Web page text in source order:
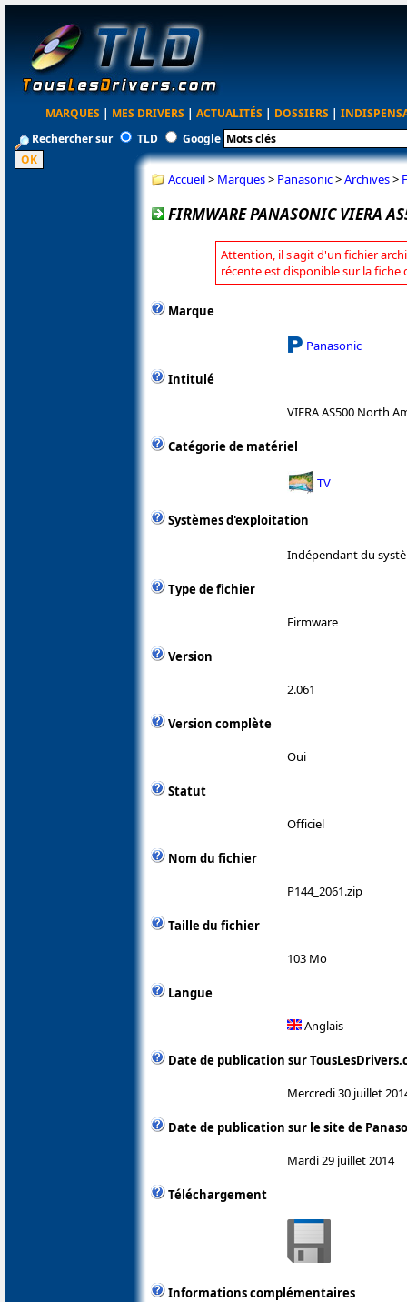
MARQUES | MES DRIVERS | ACTUALITÉS | DOSSIERS |
Rechercher sur
TLD Google
Accueil> Marques> Panasonic>Archives>
FIRMWARE PANASONIC VIERA
Attention, il s'agit d'un fichier
récente est disponible sur la fiche
Marque
Panasonic
Intitulé
VIERA AS500 North
Catégorie de matériel
TV
Systèmes d'exploitation
Indépendant du
Type de fichier
Firmware
Version
2.061
Version complète
Oui
Statut
Officiel
Nom du fichier
P144_2061.zip
Taille du fichier
103 Mo
Langue
Anglais
Date de publication sur
Mercredi 30 juillet
Date de publication sur le site de
Mardi 29 juillet 2014
Téléchargement
Informations complémentaires